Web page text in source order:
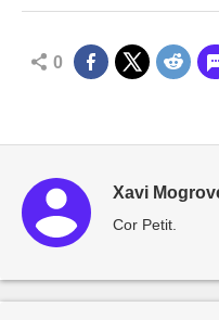
0
Xavi
Cor Petit.